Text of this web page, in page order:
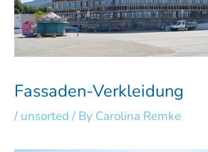
Fassaden-Verkleidung
/ unsorted / By Carolina Remke